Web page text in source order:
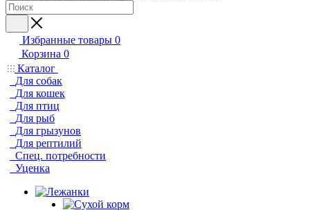
Избранные товары 0
Корзина 0
Каталог
Для собак
Для кошек
Для птиц
Для рыб
Для грызунов
Для рептилий
Спец. потребности
Уценка